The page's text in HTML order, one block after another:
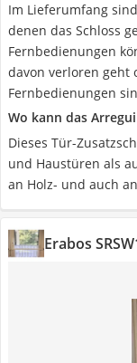
Im Lieferumfang
denen das Schloss
Fernbedienungen
davon verloren geht
Fernbedienungen
Wo kann das
Dieses Tür-
und Haustüren als
an Holz- und auch
Erabos